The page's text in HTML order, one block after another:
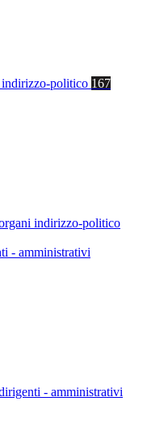
politico 167
indirizzo-politico
- amministrativi
- amministrativi